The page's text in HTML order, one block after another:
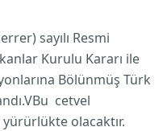
sayılı Resmi
Kurulu Kararı ile
Bölünmüş Türk
cetvel
olacaktır.